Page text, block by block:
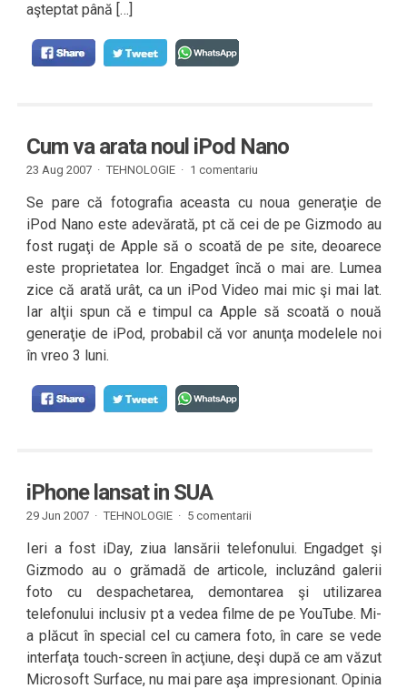
aşteptat până […]
Cum va arata noul iPod Nano
23 Aug 2007 · TEHNOLOGIE · 1 comentariu
Se pare că fotografia aceasta cu noua generaţie de
iPod Nano este adevărată, pt că cei de pe Gizmodo au
fost rugaţi de Apple să o scoată de pe site, deoarece
este proprietatea lor. Engadget încă o mai are. Lumea
zice că arată urât, ca un iPod Video mai mic şi mai lat.
Iar alţii spun că e timpul ca Apple să scoată o nouă
generaţie de iPod, probabil că vor anunţa modelele noi
în vreo 3 luni.
iPhone lansat in SUA
29 Jun 2007 · TEHNOLOGIE · 5 comentarii
Ieri a fost iDay, ziua lansării telefonului. Engadget şi
Gizmodo au o grămadă de articole, incluzând galerii
foto cu despachetarea, demontarea şi utilizarea
telefonului inclusiv pt a vedea filme de pe YouTube. Mi-
a plăcut în special cel cu camera foto, în care se vede
interfaţa touch-screen în acţiune, deşi după ce am văzut
Microsoft Surface, nu mai pare aşa impresionant. Opinia